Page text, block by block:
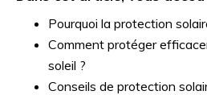
Pourquoi la protection
Comment protéger
soleil ?
Conseils de protection